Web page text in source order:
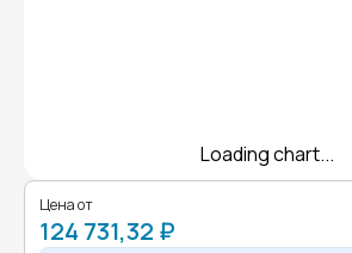
Loading chart...
Цена от
124 731,32 ₽